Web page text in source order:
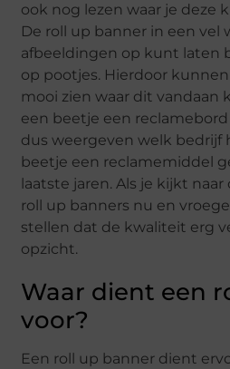
ook nog lezen waar je deze
De roll up banner in een vel
afbeeldingen op kunt laten
op pootjes. Hierdoor
mooi zien waar dit vandaan
een beetje een
dus weergeven welk bedrijf
beetje een reclamemiddel
laatste jaren. Als je kijkt
roll up banners nu en
stellen dat de kwaliteit erg
opzicht.
Waar dient een
voor?
Een roll up banner dient